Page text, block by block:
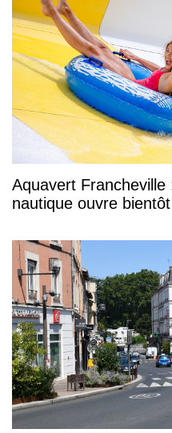
Aquavert
nautique ouvre